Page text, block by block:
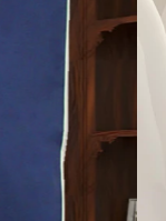
ー、ベ
ていま